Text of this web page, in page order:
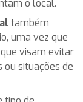
o local.
também
uma vez que
visam evitar
ou situações de